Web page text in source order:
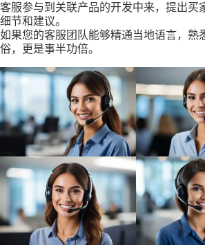
客服参与到关联产品的开发中来，提出买
细节和建议。
如果您的客服团队能够精通当地语言，熟
俗，更是事半功倍。